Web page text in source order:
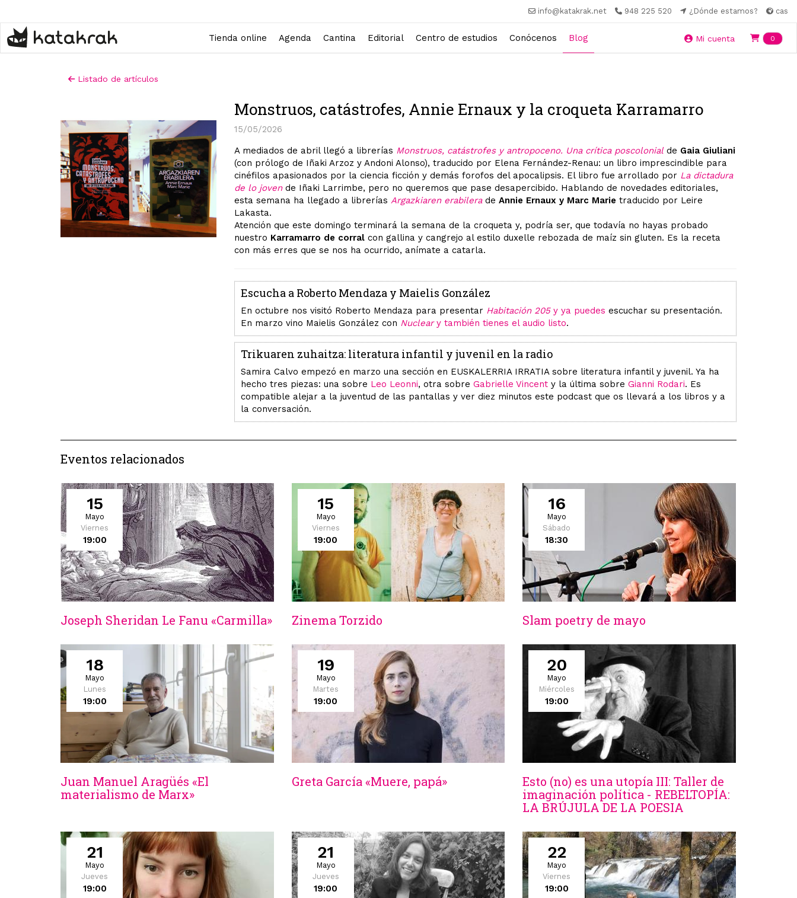
contenido
principal
info@katakrak.net 948 225 520 ¿Dónde estamos? cas
Tienda online Agenda Cantina Editorial Centro de estudios Conócenos Blog Mi cuenta 0
Listado de artículos
Monstruos, catástrofes, Annie Ernaux y la croqueta Karramarro
15/05/2026
A mediados de abril llegó a librerías Monstruos, catástrofes y antropoceno. Una crítica poscolonialde Gaia Giuliani
(con prólogo de Iñaki Arzoz y Andoni Alonso), traducido por Elena Fernández-Renau: un libro imprescindible para
cinéfilos apasionados por la ciencia ficción y demás forofos del apocalipsis. El libro fue arrollado por La dictadura
de lo jovende Iñaki Larrimbe, pero no queremos que pase desapercibido. Hablando de novedades editoriales,
esta semana ha llegado a librerías Argazkiaren erabilerade Annie Ernaux y Marc Marie traducido por Leire
Lakasta.
Atención que este domingo terminará la semana de la croqueta y, podría ser, que todavía no hayas probado
nuestro Karramarro de corralcon gallina y cangrejo al estilo duxelle rebozada de maíz sin gluten. Es la receta
con más erres que se nos ha ocurrido, anímate a catarla.
Escucha a Roberto Mendaza y Maielis González
En octubre nos visitó Roberto Mendaza para presentar Habitación 205y ya puedes escuchar su presentación.
En marzo vino Maielis González con Nucleary también tienes el audio listo.
Trikuaren zuhaitza: literatura infantil y juvenil en la radio
Samira Calvo empezó en marzo una sección en EUSKALERRIA IRRATIA sobre literatura infantil y juvenil. Ya ha
hecho tres piezas: una sobre Leo Leonni, otra sobre Gabrielle Vincenty la última sobre Gianni Rodari. Es
compatible alejar a la juventud de las pantallas y ver diez minutos este podcast que os llevará a los libros y a
la conversación.
Eventos relacionados
15
Mayo
Viernes
19:00
Joseph Sheridan Le Fanu «Carmilla»
15
Mayo
Viernes
19:00
Zinema Torzido
16
Mayo
Sábado
18:30
Slam poetry de mayo
18
Mayo
Lunes
19:00
Juan Manuel Aragüés «El
materialismo de Marx»
19
Mayo
Martes
19:00
Greta García «Muere, papá»
20
Mayo
Miércoles
19:00
Esto (no) es una utopía III: Taller de
imaginación política - REBELTOPÍA:
LA BRÚJULA DE LA POESIA
21
Mayo
Jueves
19:00
21
Mayo
Jueves
19:00
22
Mayo
Viernes
19:00